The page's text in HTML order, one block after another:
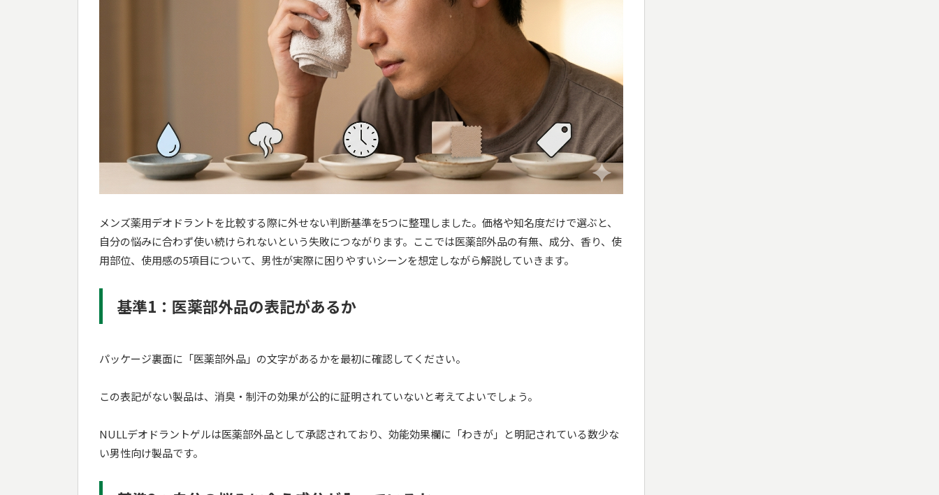
メンズ薬用デオドラントを比較する際に外せない判断基準を5つに整理しました。価格や知名度だけで選ぶと、
自分の悩みに合わず使い続けられないという失敗につながります。ここでは医薬部外品の有無、成分、香り、使
用部位、使用感の5項目について、男性が実際に困りやすいシーンを想定しながら解説していきます。
基準1：医薬部外品の表記があるか
パッケージ裏面に「医薬部外品」の文字があるかを最初に確認してください。
この表記がない製品は、消臭・制汗の効果が公的に証明されていないと考えてよいでしょう。
NULLデオドラントゲルは医薬部外品として承認されており、効能効果欄に「わきが」と明記されている数少な
い男性向け製品です。